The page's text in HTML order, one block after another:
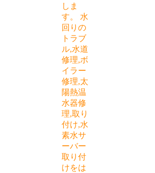
しま
す。 水
回りの
トラブ
ル,水道
修理,ボ
イラー
修理,太
陽熱温
水器修
理,取り
付け,水
素水サ
ーバー
取り付
けをは